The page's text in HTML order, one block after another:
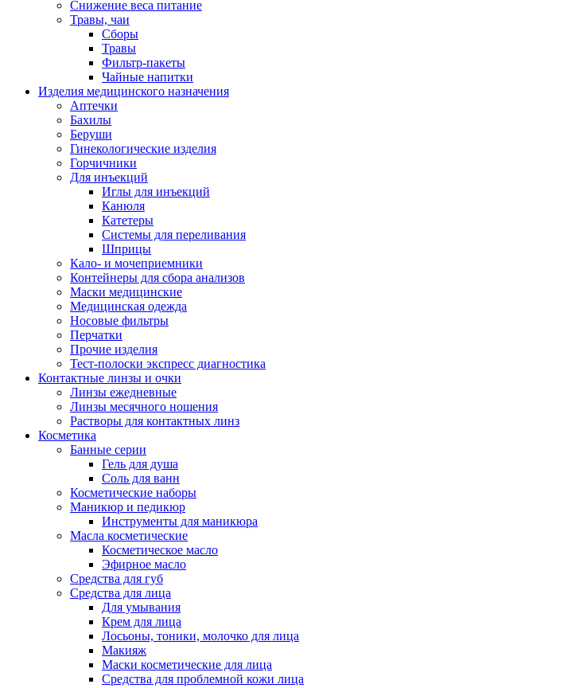
Снижение веса питание
Травы, чаи
Сборы
Травы
Фильтр-пакеты
Чайные напитки
Изделия медицинского назначения
Аптечки
Бахилы
Беруши
Гинекологические изделия
Горчичники
Для инъекций
Иглы для инъекций
Канюля
Катетеры
Системы для переливания
Шприцы
Кало- и мочеприемники
Контейнеры для сбора анализов
Маски медицинские
Медицинская одежда
Носовые фильтры
Перчатки
Прочие изделия
Тест-полоски экспресс диагностика
Контактные линзы и очки
Линзы ежедневные
Линзы месячного ношения
Растворы для контактных линз
Косметика
Банные серии
Гель для душа
Соль для ванн
Косметические наборы
Маникюр и педикюр
Инструменты для маникюра
Масла косметические
Косметическое масло
Эфирное масло
Средства для губ
Средства для лица
Для умывания
Крем для лица
Лосьоны, тоники, молочко для лица
Макияж
Маски косметические для лица
Средства для проблемной кожи лица